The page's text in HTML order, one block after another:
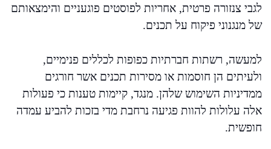
לגבי צנזורה פרטית, אחריות לפוסטים פוגעניים והימצאותם
של מנגנוני פיקוח על תכנים.
למעשה, רשתות חברתיות כפופות לכללים פנימיים,
ולעיתים הן חוסמות או מסירות תכנים אשר חורגים
ממדיניות השימוש שלהן. מנגד, קיימות טענות כי פעולות
אלה עלולות להוות פגיעה נרחבת מדי בזכות להביע עמדה
חופשית.